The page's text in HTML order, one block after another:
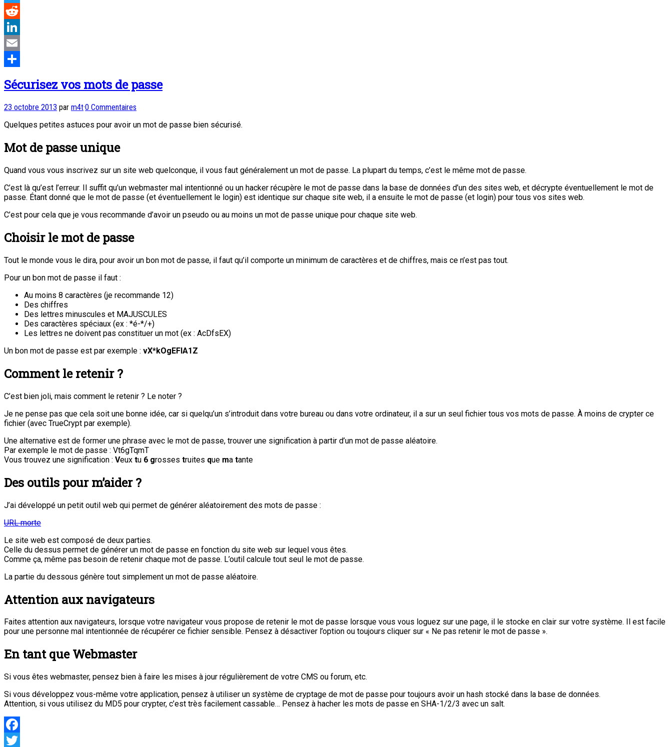
Twitter
Reddit
LinkedIn
Email
Sécurisez vos mots de passe
23 octobre 2013 par m4t·0 Commentaires
Quelques petites astuces pour avoir un mot de passe bien sécurisé.
Mot de passe unique
Quand vous vous inscrivez sur un site web quelconque, il vous faut généralement un mot de passe. La plupart du temps, c’est le même mot de passe.
C’est là qu’est l’erreur. Il suffit qu’un webmaster mal intentionné ou un hacker récupère le mot de passe dans la base de données d’un des sites web, et décrypte éventuellement le mot de
passe. Étant donné que le mot de passe (et éventuellement le login) est identique sur chaque site web, il a ensuite le mot de passe (et login) pour tous vos sites web.
C’est pour cela que je vous recommande d’avoir un pseudo ou au moins un mot de passe unique pour chaque site web.
Choisir le mot de passe
Tout le monde vous le dira, pour avoir un bon mot de passe, il faut qu’il comporte un minimum de caractères et de chiffres, mais ce n’est pas tout.
Pour un bon mot de passe il faut :
Au moins 8 caractères (je recommande 12)
Des chiffres
Des lettres minuscules et MAJUSCULES
Des caractères spéciaux (ex : *é-*/+)
Les lettres ne doivent pas constituer un mot (ex : AcDfsEX)
Un bon mot de passe est par exemple : vX*kOgEFlA1Z
Comment le retenir ?
C’est bien joli, mais comment le retenir ? Le noter ?
Je ne pense pas que cela soit une bonne idée, car si quelqu’un s’introduit dans votre bureau ou dans votre ordinateur, il a sur un seul fichier tous vos mots de passe. À moins de crypter ce
fichier (avec TrueCrypt par exemple).
Une alternative est de former une phrase avec le mot de passe, trouver une signification à partir d’un mot de passe aléatoire.
Par exemple le mot de passe : Vt6gTqmT
Vous trouvez une signification : Veux tu 6 grosses truites que ma tante
Des outils pour m’aider ?
J’ai développé un petit outil web qui permet de générer aléatoirement des mots de passe :
URL morte
Le site web est composé de deux parties.
Celle du dessus permet de générer un mot de passe en fonction du site web sur lequel vous êtes.
Comme ça, même pas besoin de retenir chaque mot de passe. L’outil calcule tout seul le mot de passe.
La partie du dessous génère tout simplement un mot de passe aléatoire.
Attention aux navigateurs
Faites attention aux navigateurs, lorsque votre navigateur vous propose de retenir le mot de passe lorsque vous vous loguez sur une page, il le stocke en clair sur votre système. Il est facile
pour une personne mal intentionnée de récupérer ce fichier sensible. Pensez à désactiver l’option ou toujours cliquer sur « Ne pas retenir le mot de passe ».
En tant que Webmaster
Si vous êtes webmaster, pensez bien à faire les mises à jour régulièrement de votre CMS ou forum, etc.
Si vous développez vous-même votre application, pensez à utiliser un système de cryptage de mot de passe pour toujours avoir un hash stocké dans la base de données.
Attention, si vous utilisez du MD5 pour crypter, c’est très facilement cassable… Pensez à hacher les mots de passe en SHA-1/2/3 avec un salt.
Facebook